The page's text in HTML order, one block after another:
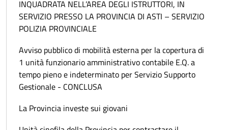
INQUADRATA NELL’AREA DEGLI ISTRUTTORI, IN
SERVIZIO PRESSO LA PROVINCIA DI ASTI – SERVIZIO
POLIZIA PROVINCIALE
Avviso pubblico di mobilità esterna per la copertura di
1 unità funzionario amministrativo contabile E.Q. a
tempo pieno e indeterminato per Servizio Supporto
Gestionale - CONCLUSA
La Provincia investe sui giovani